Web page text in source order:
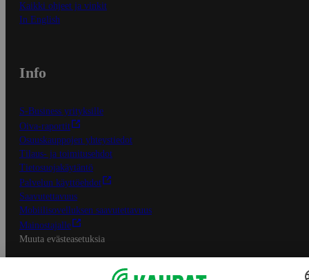
Kaikki ohjeet ja vinkit
In English
Info
S-Business yrityksille
Oiva-raportit
Osuuskauppojen yhteystiedot
Tilaus- ja toimitusehdot
Tietosuojakäytäntö
Palvelun käyttöehdot
Saavutettavuus
Mobiilisovelluksen saavutettavuus
Mainostajalle
Muuta evästeasetuksia